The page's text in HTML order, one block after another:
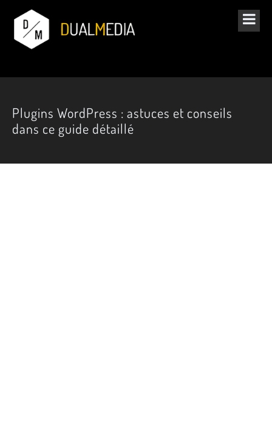
Plugins WordPress : astuces et conseils
dans ce guide détaillé